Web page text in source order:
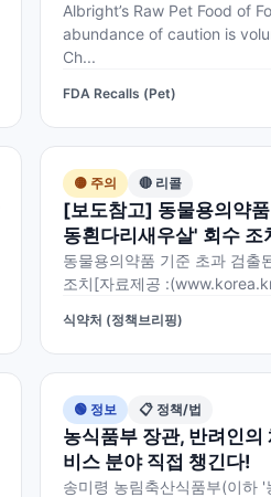
Albright’s Raw Pet Food of
abundance of caution is
Ch...
FDA Recalls (Pet)
🟡 주의 🔴 리콜
[보도참고] 동물용의약
동흰다리새우살' 회수 조
동물용의약품 기준 초과 검출
조치[자료제공
식약처 (정책브리핑)
🟢 정보 📋 정책/법
농식품부 장관, 반려인의
비스 분야 직접 챙긴다!
송미령 농림축산식품부(이하